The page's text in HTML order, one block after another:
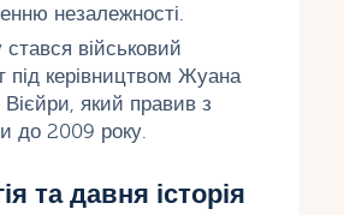
незалежності.
стався військовий
під керівництвом Жуана
який правив з
до 2009 року.
та давня історія